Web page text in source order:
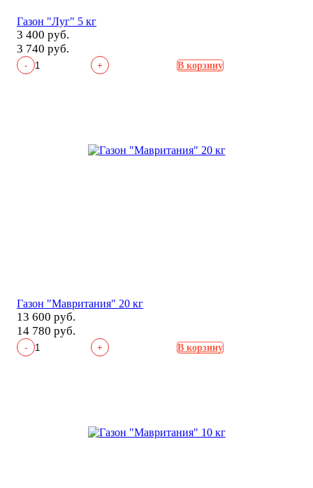
Газон "Луг" 5 кг
3 400 руб.
3 740 руб.
- + В корзину
Газон "Мавритания" 20 кг
13 600 руб.
14 780 руб.
- + В корзину